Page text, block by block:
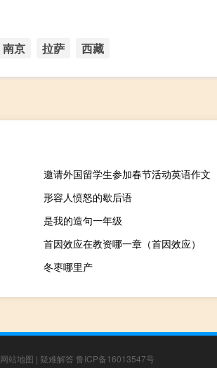
南京 拉萨 西藏
邀请外国留学生参加春节活动英语作文
形容人愤怒的歇后语
是我的造句一年级
首因效应在教资哪一章（首因效应）
冬枣哪里产
网站地图 | 疑难解答 鲁ICP备16013547号